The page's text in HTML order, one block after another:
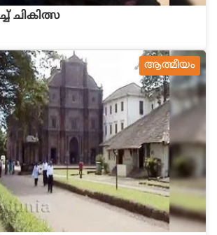
ചികിത്സ
ആത്മീയം